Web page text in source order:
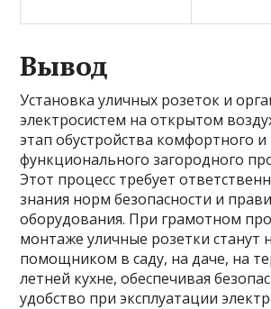
Вывод
Установка уличных розеток и
электросистем на открытом
этап обустройства комфортного и
функционального загородного
Этот процесс требует
знания норм безопасности и
оборудования. При грамотном
монтаже уличные розетки станут
помощником в саду, на даче, на
летней кухне, обеспечивая
удобство при эксплуатации